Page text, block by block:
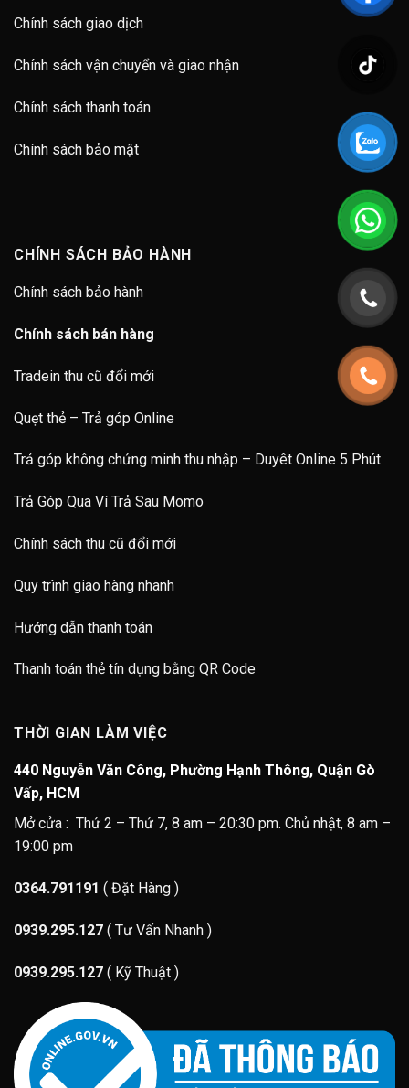
Chính sách giao dịch
Chính sách vận chuyển và giao nhận
Chính sách thanh toán
Chính sách bảo mật
CHÍNH SÁCH BẢO HÀNH
Chính sách bảo hành
Chính sách bán hàng
Tradein thu cũ đổi mới
Quẹt thẻ – Trả góp Online
Trả góp không chứng minh thu nhập – Duyêt Online 5 Phút
Trả Góp Qua Ví Trả Sau Momo
Chính sách thu cũ đổi mới
Quy trình giao hàng nhanh
Hướng dẫn thanh toán
Thanh toán thẻ tín dụng bằng QR Code
THỜI GIAN LÀM VIỆC
440 Nguyễn Văn Công, Phường Hạnh Thông, Quận Gò
Vấp, HCM
Mở cửa : Thứ 2 – Thứ 7, 8 am – 20:30 pm. Chủ nhật, 8 am –
19:00 pm
0364.791191 ( Đặt Hàng )
0939.295.127 ( Tư Vấn Nhanh )
0939.295.127 ( Kỹ Thuật )